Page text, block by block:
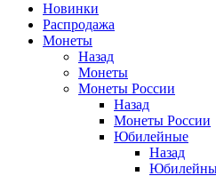
Новинки
Распродажа
Монеты
Назад
Монеты
Монеты России
Назад
Монеты России
Юбилейные
Назад